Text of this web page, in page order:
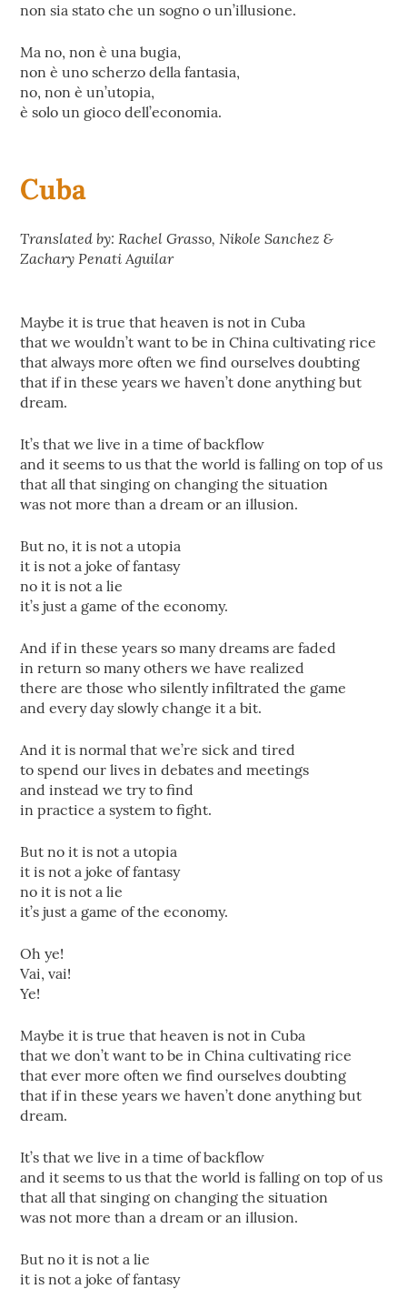
non sia stato che un sogno o un’illusione.
Ma no, non è una bugia,
non è uno scherzo della fantasia,
no, non è un’utopia,
è solo un gioco dell’economia.
Cuba
Translated by: Rachel Grasso, Nikole Sanchez &
Zachary Penati Aguilar
Maybe it is true that heaven is not in Cuba
that we wouldn’t want to be in China cultivating rice
that always more often we find ourselves doubting
that if in these years we haven’t done anything but
dream.
It’s that we live in a time of backflow
and it seems to us that the world is falling on top of us
that all that singing on changing the situation
was not more than a dream or an illusion.
But no, it is not a utopia
it is not a joke of fantasy
no it is not a lie
it’s just a game of the economy.
And if in these years so many dreams are faded
in return so many others we have realized
there are those who silently infiltrated the game
and every day slowly change it a bit.
And it is normal that we’re sick and tired
to spend our lives in debates and meetings
and instead we try to find
in practice a system to fight.
But no it is not a utopia
it is not a joke of fantasy
no it is not a lie
it’s just a game of the economy.
Oh ye!
Vai, vai!
Ye!
Maybe it is true that heaven is not in Cuba
that we don’t want to be in China cultivating rice
that ever more often we find ourselves doubting
that if in these years we haven’t done anything but
dream.
It’s that we live in a time of backflow
and it seems to us that the world is falling on top of us
that all that singing on changing the situation
was not more than a dream or an illusion.
But no it is not a lie
it is not a joke of fantasy